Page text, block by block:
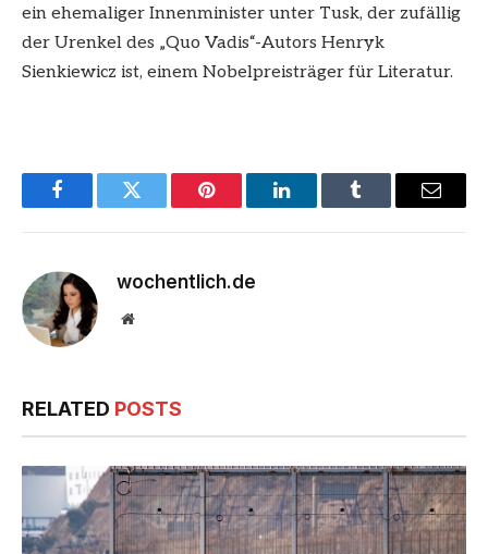
ein ehemaliger Innenminister unter Tusk, der zufällig
der Urenkel des „Quo Vadis“-Autors Henryk
Sienkiewicz ist, einem Nobelpreisträger für Literatur.
FacebookTwitter Pinterest LinkedInTumblr Email
wochentlich.de
Website
RELATED POSTS